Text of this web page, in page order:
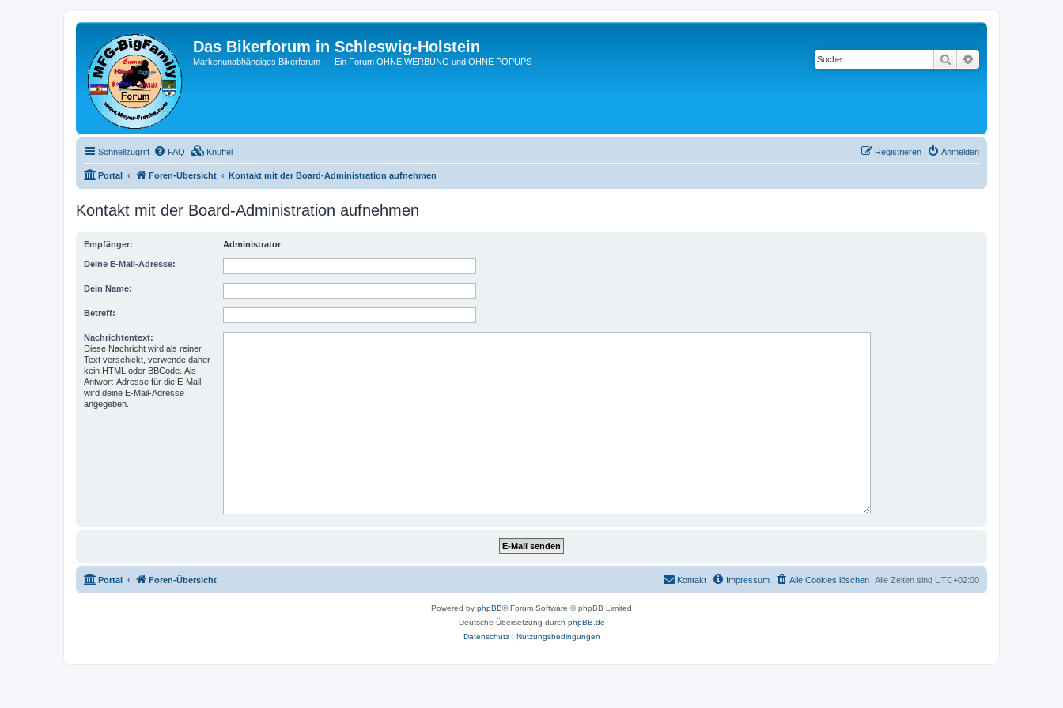
Das Bikerforum in Schleswig-Holstein
Markenunabhängiges Bikerforum --- Ein Forum OHNE WERBUNG und OHNE POPUPS Suche
Schnellzugriff FAQ Knuffel Anmelden
Registrieren
Portal Foren-Übersicht Kontakt mit der Board-Administration aufnehmen
Kontakt mit der Board-Administration aufnehmen
Empfänger: Administrator
Deine E-Mail-Adresse:
Dein Name:
Betreff:
Nachrichtentext:
Diese Nachricht wird als reiner
Text verschickt, verwende daher
kein HTML oder BBCode. Als
Antwort-Adresse für die E-Mail
wird deine E-Mail-Adresse
angegeben.
Portal Foren-Übersicht Alle Zeiten sind UTC+02:00
Alle Cookies löschen
Impressum
Kontakt
Powered by phpBB® Forum Software © phpBB Limited
Deutsche Übersetzung durch phpBB.de
Datenschutz| Nutzungsbedingungen